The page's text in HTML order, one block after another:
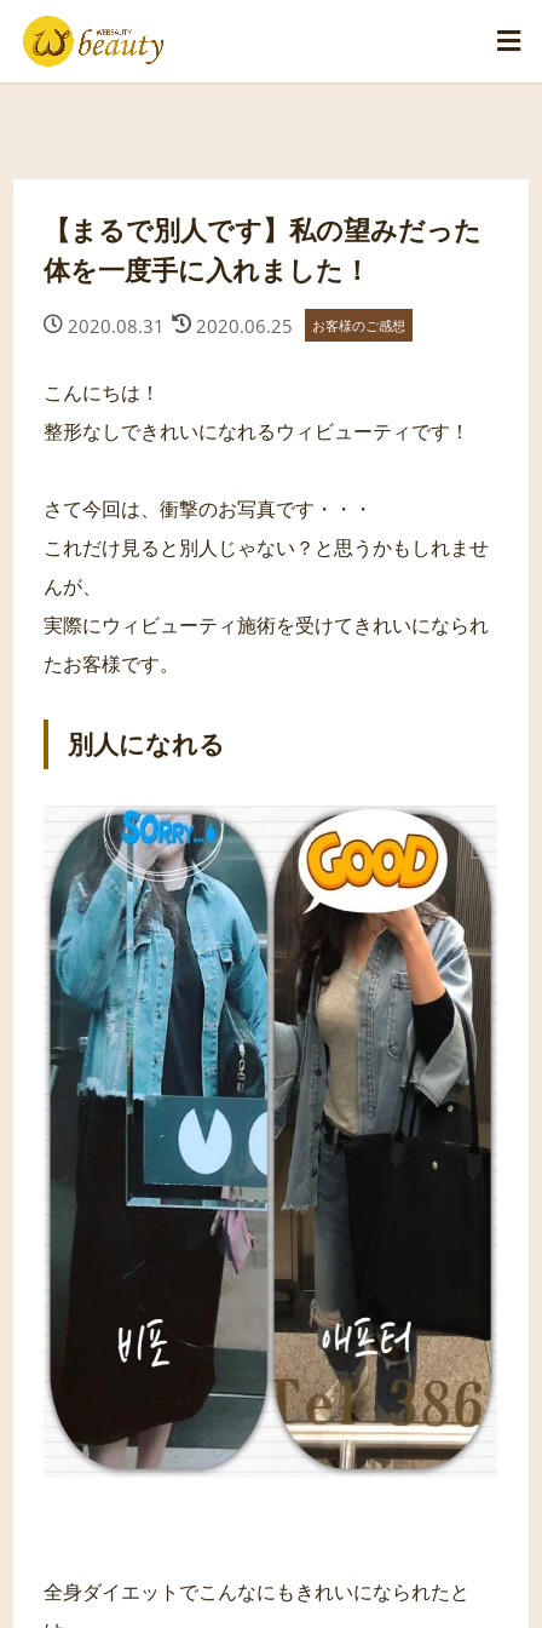
【まるで別人です】私の望みだった
体を一度手に入れました！
2020.08.31 2020.06.25 お客様のご感想
こんにちは！
整形なしできれいになれるウィビューティです！
さて今回は、衝撃のお写真です・・・
これだけ見ると別人じゃない？と思うかもしれませ
んが、
実際にウィビューティ施術を受けてきれいになられ
たお客様です。
別人になれる
全身ダイエットでこんなにもきれいになられたと